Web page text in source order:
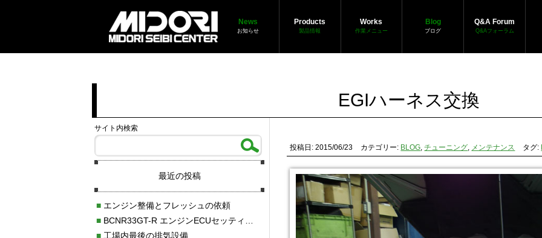
News
お知らせ
Products
製品情報
Works
作業メニュー
Blog
ブログ
Q&A Forum
Q&Aフォーラム
EGIハーネス交換
投稿日: 2015/06/23 カテゴリー: BLOG,チューニング, メンテナンス タグ:
サイト内検索
最近の投稿
■エンジン整備とフレッシュの依頼
■BCNR33GT-R エンジンECUセッティング調整
■工場内最後の排気設備